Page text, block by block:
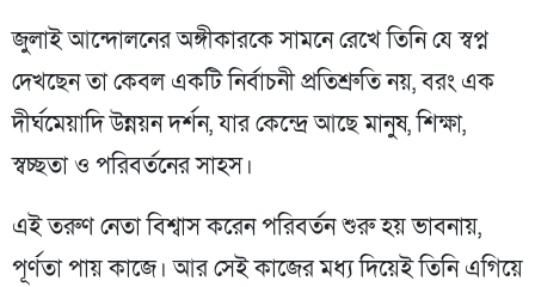
জুলাই আন্দোলনের অঙ্গীকারকে সামনে রেখে তিনি যে স্বপ্ন
দেখছেন তা কেবল একটি নির্বাচনী প্রতিশ্রুতি নয়, বরং এক
দীর্ঘমেয়াদি উন্নয়ন দর্শন, যার কেন্দ্রে আছে মানুষ, শিক্ষা,
স্বচ্ছতা ও পরিবর্তনের সাহস।
এই তরুণ নেতা বিশ্বাস করেন পরিবর্তন শুরু হয় ভাবনায়,
পূর্ণতা পায় কাজে। আর সেই কাজের মধ্য দিয়েই তিনি এগিয়ে